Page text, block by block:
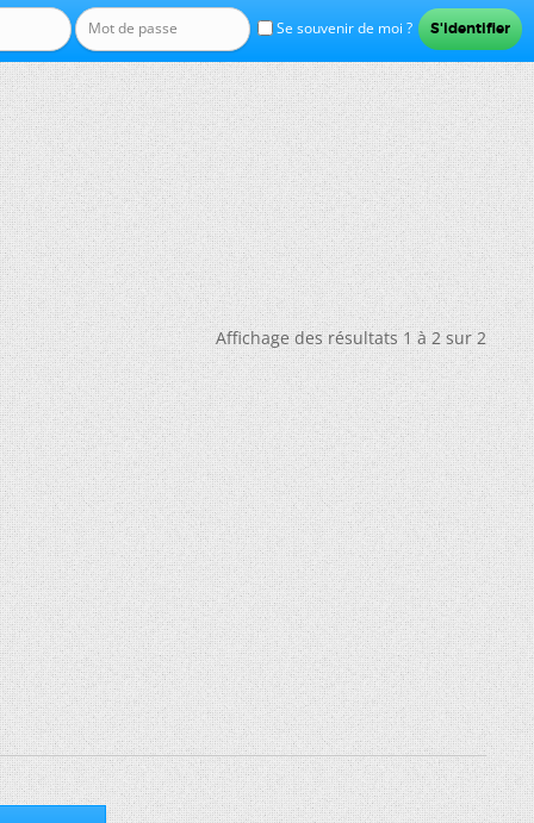
Se souvenir de moi ?
Affichage des résultats 1 à 2 sur 2